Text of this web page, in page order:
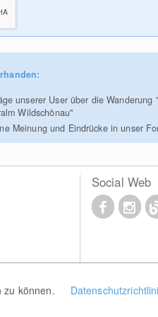
unserer User über die Wanderung
Wildschönau"
Meinung und Eindrücke in unser
zu können.
Social Web